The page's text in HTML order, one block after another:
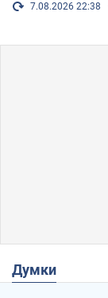
7.08.2026 22:38
Думки